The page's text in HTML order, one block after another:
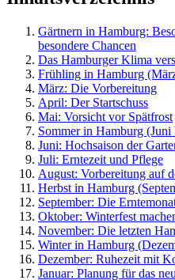
Gärtnern in Hamburg:
besondere Chancen
Das Hamburger Klima
Frühling in Hamburg
März: Die Vorbereitung
April: Der Startschuss
Mai: Vorsicht vor Spätfrost
Sommer in Hamburg (Juni
Juni: Hochsaison der
Juli: Erntezeit und Pflege
August: Vorbereitung auf
Herbst in Hamburg
September: Die
Oktober: Winterfest
November: Die letzten
Winter in Hamburg
Dezember: Ruhezeit mit
Januar: Planung für das